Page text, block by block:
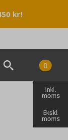
kr!
0
Inkl.
moms
Ekskl.
moms